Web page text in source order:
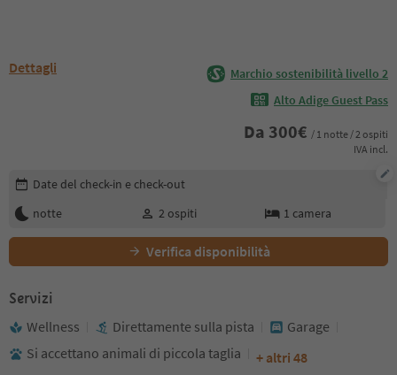
Dettagli
Marchio sostenibilità livello 2
Alto Adige Guest Pass
Da 300€ / 1 notte / 2 ospiti
IVA incl.
Modifica i dettagli della prenotazione
Date del check-in e check-out
notte
2 ospiti 1 camera
Verifica disponibilità
Servizi
Wellness Direttamente sulla pista
Garage
Si accettano animali di piccola taglia
+ altri 48